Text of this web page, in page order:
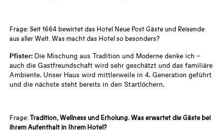
Frage: Seit 1664 bewirtet das Hotel Neue Post Gäste und Reisende
aus aller Welt. Was macht das Hotel so besonders?
Pfister: Die Mischung aus Tradition und Moderne denke ich –
auch die Gastfreundschaft wird sehr geschätzt und das familiäre
Ambiente. Unser Haus wird mittlerweile in 4. Generation geführt
und die nächste steht bereits in den Startlöchern.
Frage:Tradition, Wellness und Erholung. Was erwartet die Gäste bei
ihrem Aufenthalt in Ihrem Hotel?